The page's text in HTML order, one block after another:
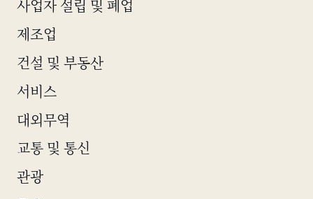
사업자 설립 및 폐업
제조업
건설 및 부동산
서비스
대외무역
교통 및 통신
관광